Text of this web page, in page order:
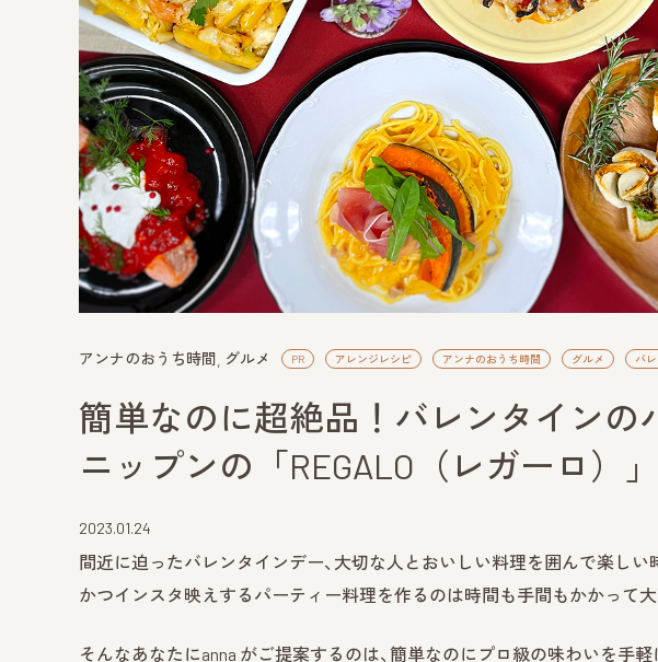
アンナのおうち時間 グルメ PR アレンジレシピ アンナのおうち時間 グルメ バ
簡単なのに超絶品！バレンタインの
ニップンの「REGALO（レガーロ）
2023.01.24
間近に迫ったバレンタインデー、大切な人とおいしい料理を囲んで楽しい
かつインスタ映えするパーティー料理を作るのは時間も手間もかかって
そんなあなたにanna がご提案するのは、簡単なのにプロ級の味わいを手